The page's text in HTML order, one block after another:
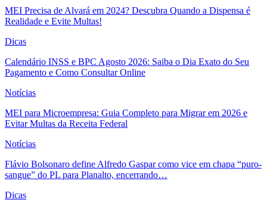
MEI Precisa de Alvará em 2024? Descubra Quando a Dispensa é
Realidade e Evite Multas!
Dicas
Calendário INSS e BPC Agosto 2026: Saiba o Dia Exato do Seu
Pagamento e Como Consultar Online
Notícias
MEI para Microempresa: Guia Completo para Migrar em 2026 e
Evitar Multas da Receita Federal
Notícias
Flávio Bolsonaro define Alfredo Gaspar como vice em chapa “puro-
sangue” do PL para Planalto, encerrando…
Dicas